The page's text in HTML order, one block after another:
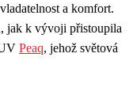
a komfort.
jak k vývoji přistoupila
Peaq, jehož světová